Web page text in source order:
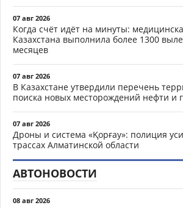
07 авг 2026
Когда счёт идёт на минуты:
Казахстана выполнила более 1300
месяцев
07 авг 2026
В Казахстане утвердили перечень
поиска новых месторождений нефти и
07 авг 2026
Дроны и система «Қорғау»: полиция
трассах Алматинской области
АВТОНОВОСТИ
08 авг 2026